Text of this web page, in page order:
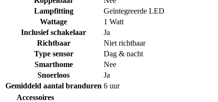
Lampfitting
Geïntegreerde LED
Wattage
1 Watt
Inclusief schakelaar
Ja
Richtbaar
Niet richtbaar
Type sensor
Dag & nacht
Smarthome
Nee
Snoerloos
Ja
Gemiddeld aantal branduren 6 uur
Accessoires